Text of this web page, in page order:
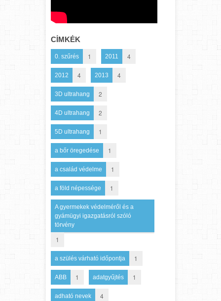
CÍMKÉK
0. szűrés 1 2011 4
2012 4 2013 4
3D ultrahang 2
4D ultrahang 2
5D ultrahang 1
a bőr öregedése 1
a család védelme 1
a föld népessége 1
A gyermekek védelméről és a
gyámügyi igazgatásról szóló
törvény
1
a szülés várható időpontja 1
ABB 1 adatgyűjtés 1
adható nevek 4